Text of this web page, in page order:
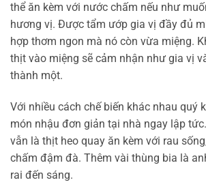
thể ăn kèm với nước chấm nếu như
hương vị. Được tẩm ướp gia vị đầy đủ
hợp thơm ngon mà nó còn vừa miệng.
thịt vào miệng sẽ cảm nhận như gia vị
thành một.
Với nhiều cách chế biến khác nhau quý
món nhậu đơn giản tại nhà ngay lập
vẫn là thịt heo quay ăn kèm với rau
chấm đậm đà. Thêm vài thùng bia là
rai đến sáng.